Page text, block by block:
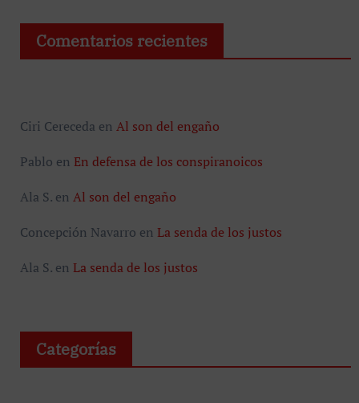
Comentarios recientes
Ciri Cereceda en Al son del engaño
Pablo en En defensa de los conspiranoicos
Ala S.en Al son del engaño
Concepción Navarro en La senda de los justos
Ala S.en La senda de los justos
Categorías